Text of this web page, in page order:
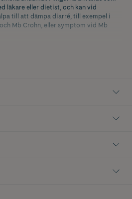
läkare eller dietist, och kan vid
till att dämpa diarré, till exempel i
Mb Crohn, eller symptom vid Mb
“Specially Processed Cereals”. Det